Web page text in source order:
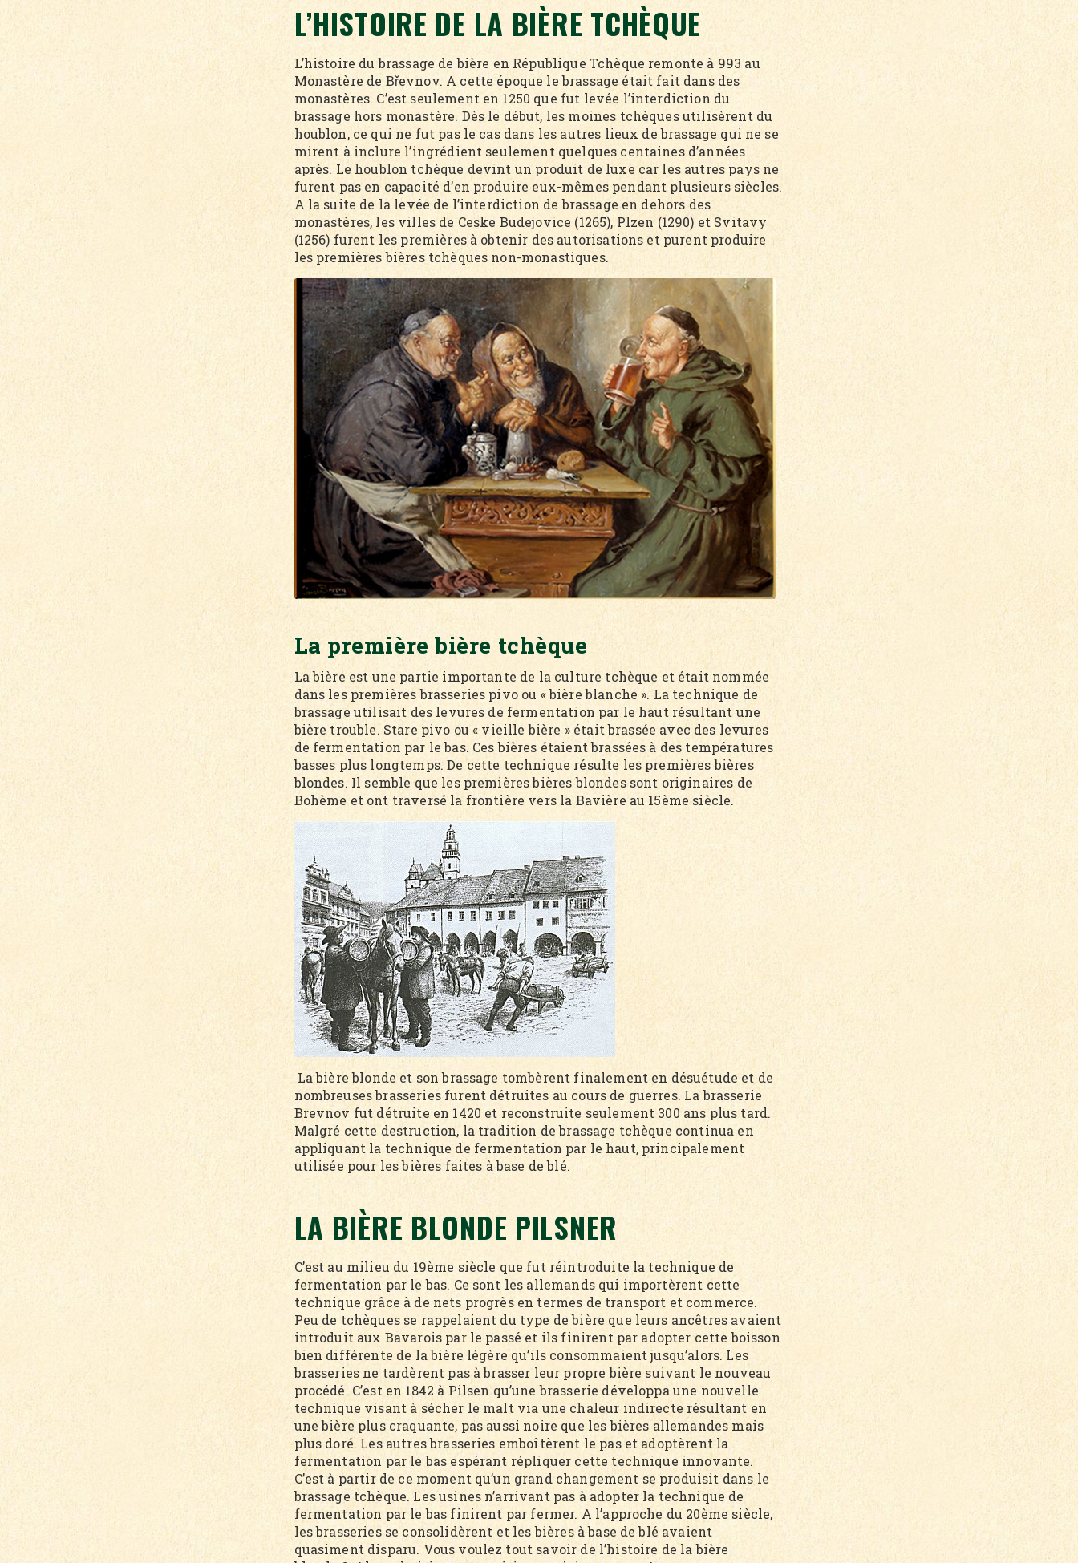
L’HISTOIRE DE LA BIÈRE TCHÈQUE
L’histoire du brassage de bière en République Tchèque remonte à 993 au
Monastère de Břevnov. A cette époque le brassage était fait dans des
monastères. C’est seulement en 1250 que fut levée l’interdiction du
brassage hors monastère. Dès le début, les moines tchèques utilisèrent du
houblon, ce qui ne fut pas le cas dans les autres lieux de brassage qui ne se
mirent à inclure l’ingrédient seulement quelques centaines d’années
après. Le houblon tchèque devint un produit de luxe car les autres pays ne
furent pas en capacité d’en produire eux-mêmes pendant plusieurs siècles.
A la suite de la levée de l’interdiction de brassage en dehors des
monastères, les villes de Ceske Budejovice (1265), Plzen (1290) et Svitavy
(1256) furent les premières à obtenir des autorisations et purent produire
les premières bières tchèques non-monastiques.
La première bière tchèque
La bière est une partie importante de la culture tchèque et était nommée
dans les premières brasseries pivo ou « bière blanche ». La technique de
brassage utilisait des levures de fermentation par le haut résultant une
bière trouble. Stare pivo ou « vieille bière » était brassée avec des levures
de fermentation par le bas. Ces bières étaient brassées à des températures
basses plus longtemps. De cette technique résulte les premières bières
blondes. Il semble que les premières bières blondes sont originaires de
Bohème et ont traversé la frontière vers la Bavière au 15ème siècle.
La bière blonde et son brassage tombèrent finalement en désuétude et de
nombreuses brasseries furent détruites au cours de guerres. La brasserie
Brevnov fut détruite en 1420 et reconstruite seulement 300 ans plus tard.
Malgré cette destruction, la tradition de brassage tchèque continua en
appliquant la technique de fermentation par le haut, principalement
utilisée pour les bières faites à base de blé.
LA BIÈRE BLONDE PILSNER
C’est au milieu du 19ème siècle que fut réintroduite la technique de
fermentation par le bas. Ce sont les allemands qui importèrent cette
technique grâce à de nets progrès en termes de transport et commerce.
Peu de tchèques se rappelaient du type de bière que leurs ancêtres avaient
introduit aux Bavarois par le passé et ils finirent par adopter cette boisson
bien différente de la bière légère qu’ils consommaient jusqu’alors. Les
brasseries ne tardèrent pas à brasser leur propre bière suivant le nouveau
procédé. C’est en 1842 à Pilsen qu’une brasserie développa une nouvelle
technique visant à sécher le malt via une chaleur indirecte résultant en
une bière plus craquante, pas aussi noire que les bières allemandes mais
plus doré. Les autres brasseries emboîtèrent le pas et adoptèrent la
fermentation par le bas espérant répliquer cette technique innovante.
C’est à partir de ce moment qu’un grand changement se produisit dans le
brassage tchèque. Les usines n’arrivant pas à adopter la technique de
fermentation par le bas finirent par fermer. A l’approche du 20ème siècle,
les brasseries se consolidèrent et les bières à base de blé avaient
quasiment disparu. Vous voulez tout savoir de l’histoire de la bière